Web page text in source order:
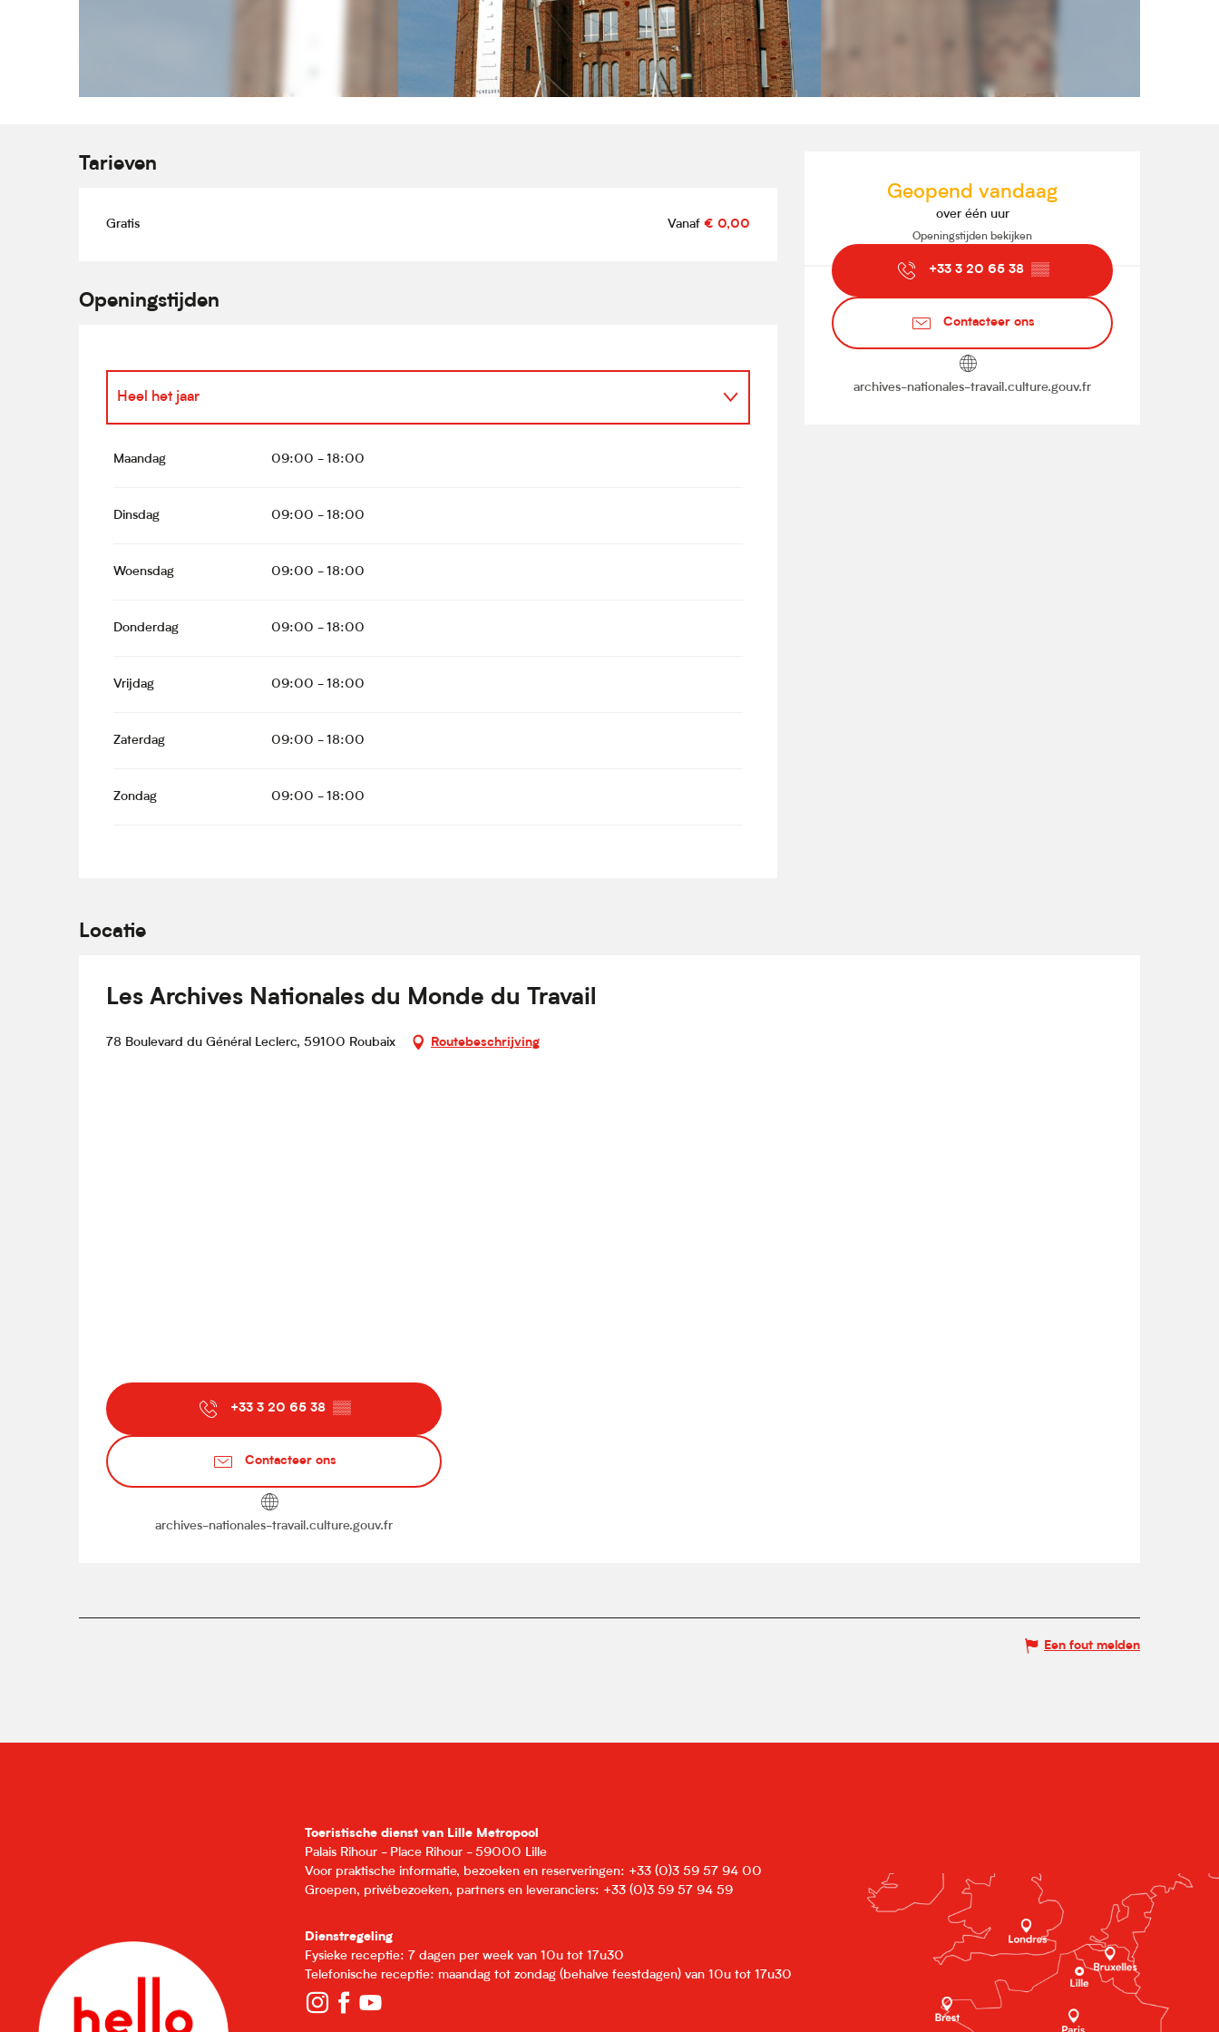
Openingstijden en
Geopend vandaag
over één uur
Openingstijden bekijken
+33 3 20 65 38 ▒▒
Contacteer ons
archives-nationales-travail.culture.gouv.fr
Tarieven
Gratis Vanaf€ 0,00
Openingstijden
Heel het jaar
Heel het jaar 2027
Maandag 09:00 - 18:00
Dinsdag 09:00 - 18:00
Woensdag 09:00 - 18:00
Donderdag 09:00 - 18:00
Vrijdag 09:00 - 18:00
Zaterdag 09:00 - 18:00
Zondag 09:00 - 18:00
Locatie
Les Archives Nationales du Monde du Travail
78 Boulevard du Général Leclerc, 59100 Roubaix Routebeschrijving
+33 3 20 65 38 ▒▒
Contacteer ons
archives-nationales-travail.culture.gouv.fr
Een fout melden
Toeristische dienst van Lille Metropool
Palais Rihour - Place Rihour - 59000 Lille
Voor praktische informatie, bezoeken en reserveringen: +33 (0)3 59 57 94 00
Groepen, privébezoeken, partners en leveranciers: +33 (0)3 59 57 94 59
Dienstregeling
Fysieke receptie: 7 dagen per week van 10u tot 17u30
Telefonische receptie: maandag tot zondag (behalve feestdagen) van 10u tot 17u30